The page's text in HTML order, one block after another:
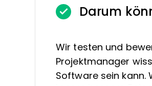
Darum
Wir testen und
Projektmanager
Software sein kann.